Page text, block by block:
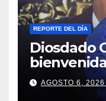
REPORTE DEL DÍA
Diosdado
llegaron
con el
AGOSTO 6,